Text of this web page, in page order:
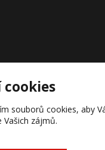
souborů cookies, aby
zájmů.